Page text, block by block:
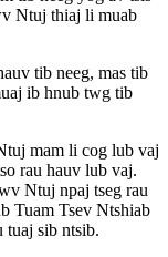
Ntuj thiaj li muab
tib neeg, mas tib
ib hnub twg tib
mam li cog lub vaj
rau hauv lub vaj.
Ntuj npaj tseg rau
Tuam Tsev Ntshiab
tuaj sib ntsib.